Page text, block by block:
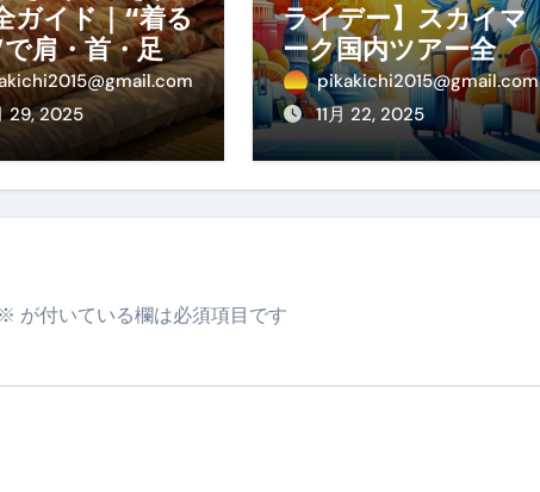
ガイド｜“着る
肩・首・足元
を根こそぎ防
材別おすす
び方・洗い
29, 2025
ライデー】スカイマ
ーク国内ツアー全路
線が大特価！年末年
始・春休みを贅沢に
過ごす賢い予約ガイ
pikakichi2015@gmail.com
11月 22, 2025
※ が付いている欄は必須項目です